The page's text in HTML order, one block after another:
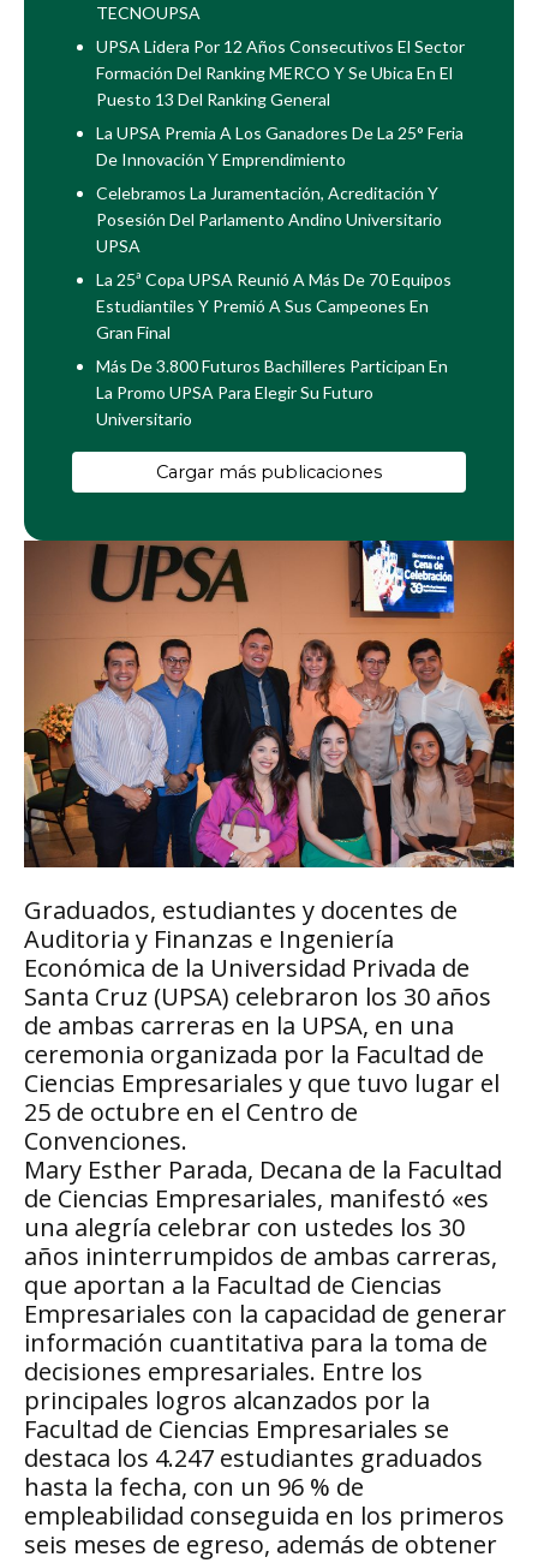
Graduados, estudiantes y docentes de
Auditoria y Finanzas e Ingeniería
Económica de la Universidad Privada de
Santa Cruz (UPSA) celebraron los 30 años
de ambas carreras en la UPSA, en una
ceremonia organizada por la Facultad de
Ciencias Empresariales y que tuvo lugar el
25 de octubre en el Centro de
Convenciones.
Mary Esther Parada, Decana de la Facultad
de Ciencias Empresariales, manifestó «es
una alegría celebrar con ustedes los 30
años ininterrumpidos de ambas carreras,
que aportan a la Facultad de Ciencias
Empresariales con la capacidad de generar
información cuantitativa para la toma de
decisiones empresariales. Entre los
principales logros alcanzados por la
Facultad de Ciencias Empresariales se
destaca los 4.247 estudiantes graduados
hasta la fecha, con un 96 % de
empleabilidad conseguida en los primeros
seis meses de egreso, además de obtener
TECNOUPSA
UPSA Lidera Por 12 Años Consecutivos El Sector
Formación Del Ranking MERCO Y Se Ubica En El
Puesto 13 Del Ranking General
La UPSA Premia A Los Ganadores De La 25° Feria
De Innovación Y Emprendimiento
Celebramos La Juramentación, Acreditación Y
Posesión Del Parlamento Andino Universitario
UPSA
La 25ª Copa UPSA Reunió A Más De 70 Equipos
Estudiantiles Y Premió A Sus Campeones En
Gran Final
Más De 3.800 Futuros Bachilleres Participan En
La Promo UPSA Para Elegir Su Futuro
Universitario
Cargar más publicaciones